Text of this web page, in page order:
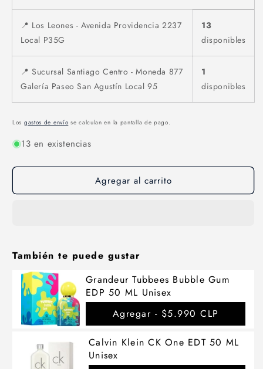
📍 Los Leones - Avenida Providencia 2237
Local P35G
13
disponibles
📍 Sucursal Santiago Centro - Moneda 877
Galería Paseo San Agustín Local 95
1
disponibles
Los gastos de envío se calculan en la pantalla de pago.
13 en existencias
Agregar al carrito
También te puede gustar
Grandeur Tubbees Bubble Gum
EDP 50 ML Unisex
Agregar - $5.990 CLP
Calvin Klein CK One EDT 50 ML
Unisex